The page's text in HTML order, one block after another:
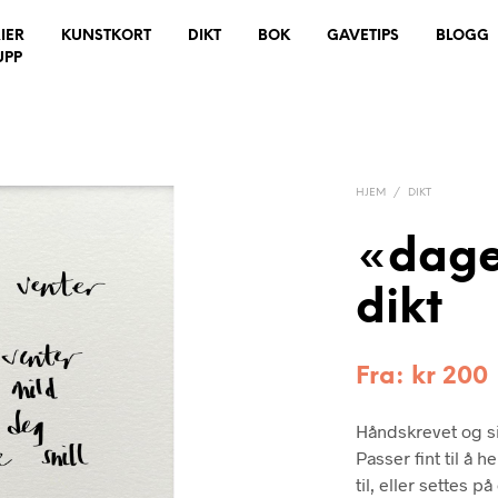
KUNSTKORT DIKT BOK GAVETIPS
BLOGG
HJEM / DIKT
dikt
Fra: kr 200
Håndskrevet og
Passer fint til å
til, eller settes